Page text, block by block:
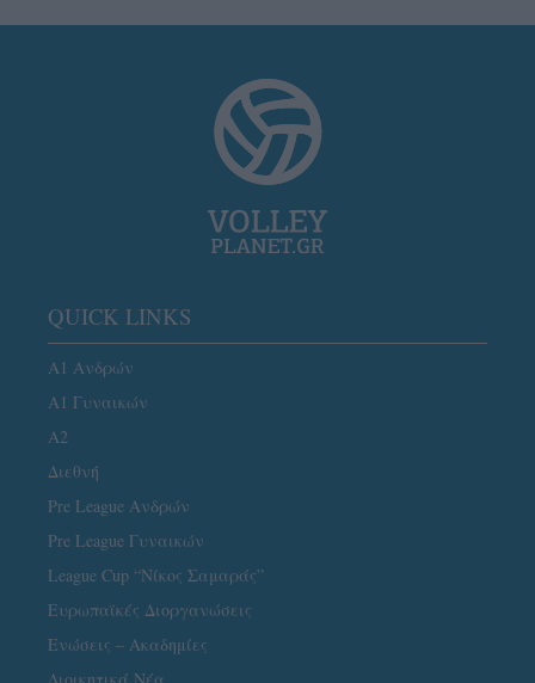
QUICK LINKS
Α1 Ανδρών
Α1 Γυναικών
A2
Διεθνή
Pre League Ανδρών
Pre League Γυναικών
League Cup “Νίκος Σαμαράς”
Ευρωπαϊκές Διοργανώσεις
Ενώσεις – Ακαδημίες